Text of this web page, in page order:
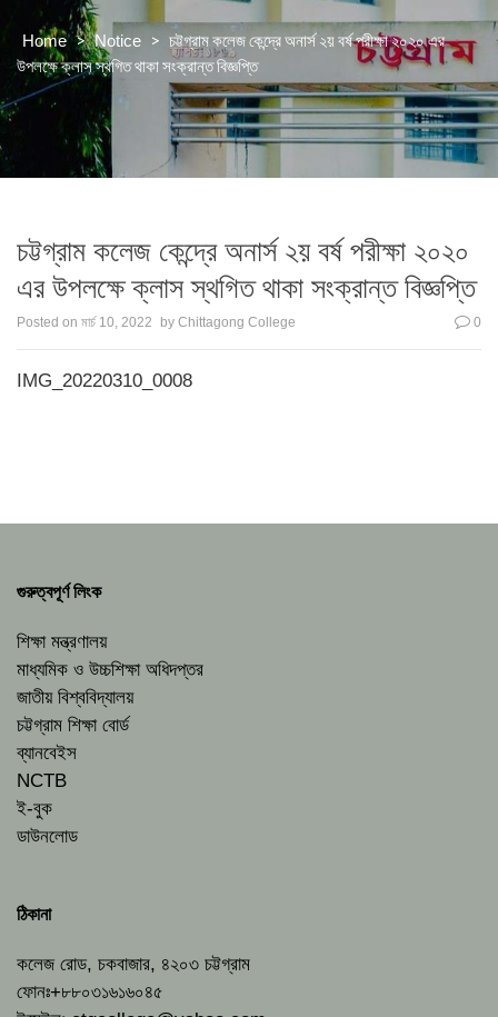
Home > Notice > চট্টগ্রাম কলেজ কেন্দ্রে অনার্স ২য় বর্ষ পরীক্ষা ২০২০ এর
উপলক্ষে ক্লাস স্থগিত থাকা সংক্রান্ত বিজ্ঞপ্তি
চট্টগ্রাম কলেজ কেন্দ্রে অনার্স ২য় বর্ষ পরীক্ষা ২০২০
এর উপলক্ষে ক্লাস স্থগিত থাকা সংক্রান্ত বিজ্ঞপ্তি
Posted on মার্চ 10, 2022 by Chittagong College 0
IMG_20220310_0008
গুরুত্বপূর্ণ লিংক
শিক্ষা মন্ত্রণালয়
মাধ্যমিক ও উচ্চশিক্ষা অধিদপ্তর
জাতীয় বিশ্ববিদ্যালয়
চট্টগ্রাম শিক্ষা বোর্ড
ব্যানবেইস
NCTB
ই-বুক
ডাউনলোড
ঠিকানা
কলেজ রোড, চকবাজার, ৪২০৩ চট্টগ্রাম
ফোনঃ+৮৮০৩১৬১৬০৪৫